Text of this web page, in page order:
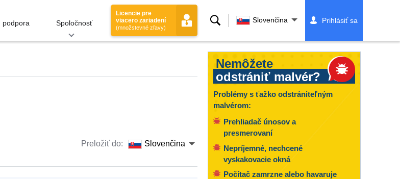
podpora Spoločnosť
Licencie pre
viacero zariadení
(množstevné zľavy)
VyhľadávanieSlovenčina Prihlásiť sa
Preložiť do: Slovenčina
Nemôžete
odstrániť malvér?
Problémy s ťažko odstrániteľným
malvérom:
Prehliadač únosov a
presmerovaní
Nepríjemné, nechcené
vyskakovacie okná
Počítač zamrzne alebo havaruje